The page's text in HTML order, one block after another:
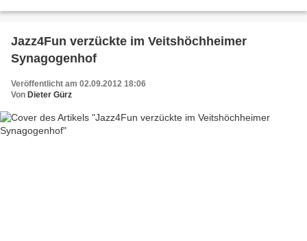
Jazz4Fun verzückte im Veitshöchheimer
Synagogenhof
Veröffentlicht am 02.09.2012 18:06
Von Dieter Gürz